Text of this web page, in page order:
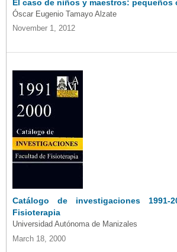
El caso de niños y maestros: pequeños
Óscar Eugenio Tamayo Alzate
November 1, 2012
Catálogo de investigaciones 1991-
Fisioterapia
Universidad Autónoma de Manizales
March 18, 2000